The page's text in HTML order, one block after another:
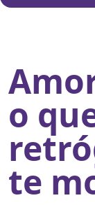
Início/Notícias/
o
te